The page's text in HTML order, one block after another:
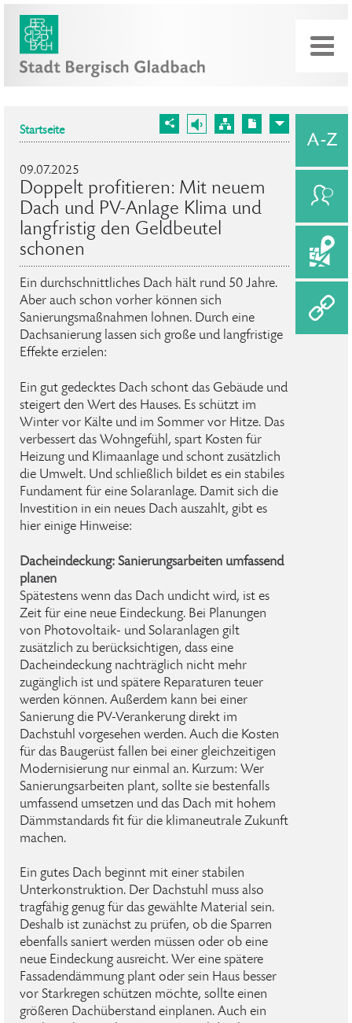
Startseite
09.07.2025
Doppelt profitieren: Mit neuem
Dach und PV-Anlage Klima und
langfristig den Geldbeutel
schonen
Ein durchschnittliches Dach hält rund 50 Jahre.
Aber auch schon vorher können sich
Sanierungsmaßnahmen lohnen. Durch eine
Dachsanierung lassen sich große und langfristige
Effekte erzielen:
Ein gut gedecktes Dach schont das Gebäude und
steigert den Wert des Hauses. Es schützt im
Winter vor Kälte und im Sommer vor Hitze. Das
verbessert das Wohngefühl, spart Kosten für
Heizung und Klimaanlage und schont zusätzlich
die Umwelt. Und schließlich bildet es ein stabiles
Fundament für eine Solaranlage. Damit sich die
Investition in ein neues Dach auszahlt, gibt es
hier einige Hinweise:
Dacheindeckung: Sanierungsarbeiten umfassend
planen
Spätestens wenn das Dach undicht wird, ist es
Zeit für eine neue Eindeckung. Bei Planungen
von Photovoltaik- und Solaranlagen gilt
zusätzlich zu berücksichtigen, dass eine
Dacheindeckung nachträglich nicht mehr
zugänglich ist und spätere Reparaturen teuer
werden können. Außerdem kann bei einer
Sanierung die PV-Verankerung direkt im
Dachstuhl vorgesehen werden. Auch die Kosten
für das Baugerüst fallen bei einer gleichzeitigen
Modernisierung nur einmal an. Kurzum: Wer
Sanierungsarbeiten plant, sollte sie bestenfalls
umfassend umsetzen und das Dach mit hohem
Dämmstandards fit für die klimaneutrale Zukunft
machen.
Ein gutes Dach beginnt mit einer stabilen
Unterkonstruktion. Der Dachstuhl muss also
tragfähig genug für das gewählte Material sein.
Deshalb ist zunächst zu prüfen, ob die Sparren
ebenfalls saniert werden müssen oder ob eine
neue Eindeckung ausreicht. Wer eine spätere
Fassadendämmung plant oder sein Haus besser
vor Starkregen schützen möchte, sollte einen
größeren Dachüberstand einplanen. Auch ein